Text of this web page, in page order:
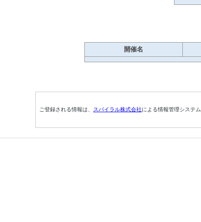
開催名
ご登録される情報は、 スパイラル株式会社による情報管理システ